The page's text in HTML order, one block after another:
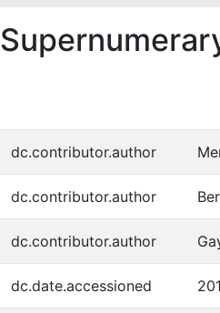
dc.contributor.author
dc.contributor.author
dc.contributor.author
dc.date.accessioned